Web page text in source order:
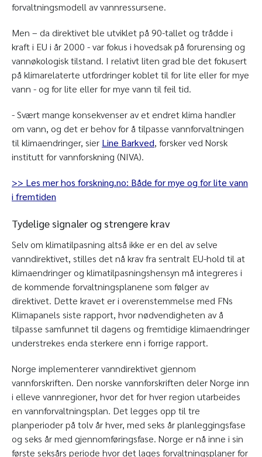
forvaltningsmodell av vannressursene.
Men – da direktivet ble utviklet på 90-tallet og trådde i
kraft i EU i år 2000 - var fokus i hovedsak på forurensing og
vannøkologisk tilstand. I relativt liten grad ble det fokusert
på klimarelaterte utfordringer koblet til for lite eller for mye
vann - og for lite eller for mye vann til feil tid.
- Svært mange konsekvenser av et endret klima handler
om vann, og det er behov for å tilpasse vannforvaltningen
til klimaendringer, sier Line Barkved, forsker ved Norsk
institutt for vannforskning (NIVA).
>> Les mer hos forskning.no: Både for mye og for lite vann
i fremtiden
Tydelige signaler og strengere krav
Selv om klimatilpasning altså ikke er en del av selve
vanndirektivet, stilles det nå krav fra sentralt EU-hold til at
klimaendringer og klimatilpasningshensyn må integreres i
de kommende forvaltningsplanene som følger av
direktivet. Dette kravet er i overenstemmelse med FNs
Klimapanels siste rapport, hvor nødvendigheten av å
tilpasse samfunnet til dagens og fremtidige klimaendringer
understrekes enda sterkere enn i forrige rapport.
Norge implementerer vanndirektivet gjennom
vannforskriften. Den norske vannforskriften deler Norge inn
i elleve vannregioner, hvor det for hver region utarbeides
en vannforvaltningsplan. Det legges opp til tre
planperioder på tolv år hver, med seks år planleggingsfase
og seks år med gjennomføringsfase. Norge er nå inne i sin
første seksårs periode hvor det lages forvaltningsplaner for